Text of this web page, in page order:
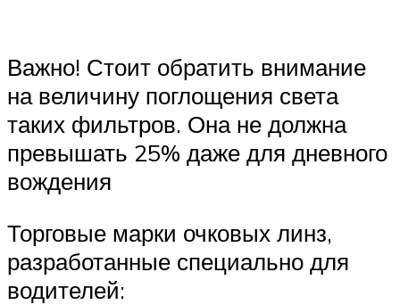
Важно! Стоит обратить внимание
на величину поглощения света
таких фильтров. Она не должна
превышать 25% даже для дневного
вождения
Торговые марки очковых линз,
разработанные специально для
водителей: